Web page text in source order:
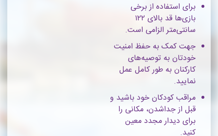
برای استفاده از برخی
بازی‌ها قد بالای ۱۲۲
سانتی‌متر الزامی است.
جهت کمک به حفظ امنیت
خودتان به توصیه‌های
کارکنان به طور کامل عمل
نمایید.
مراقب کودکان خود باشید و
قبل از جداشدن، مکانی را
برای دیدار مجدد معین
کنید.